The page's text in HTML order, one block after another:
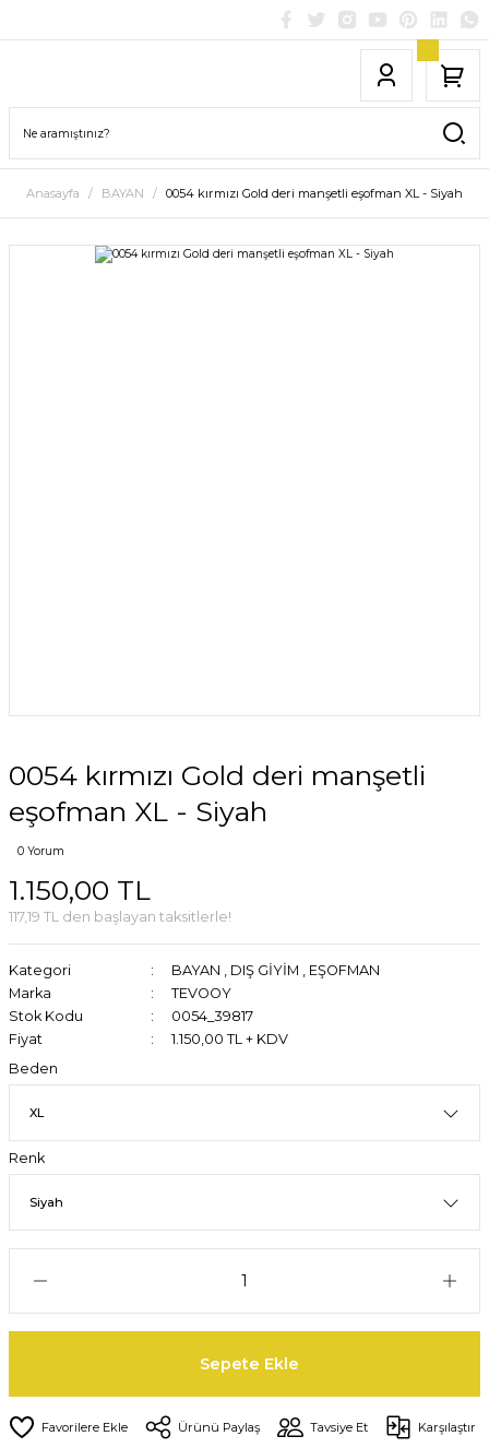
Anasayfa BAYAN 0054 kırmızı Gold deri manşetli eşofman XL - Siyah
0054 kırmızı Gold deri manşetli
eşofman XL - Siyah
0 Yorum
1.150,00 TL
117,19 TL den başlayan taksitlerle!
Kategori BAYAN , DIŞ GİYİM , EŞOFMAN
Marka
TEVOOY
Stok Kodu
0054_39817
Fiyat
1.150,00 TL + KDV
Beden
Renk
Sepete Ekle
Ürünü Paylaş Tavsiye Et Karşılaştır